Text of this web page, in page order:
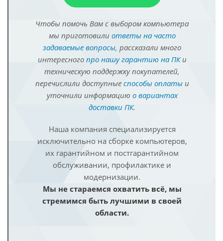
Чтобы помочь Вам с выбором компьютера
мы приготовили ответы на часто
задаваемые вопросы, рассказали много
интересного про нашу гарантию на ПКи
техническую поддержку покупателей,
перечислили доступные способы оплатыи
уточнили информацию о вариантах
доставки ПК.
Наша компания специализируется
исключительно на сборке компьютеров,
их гарантийном и постгарантийном
обслуживании, профилактике и
модернизации.
Мы не стараемся охватить всё, мы
стремимся быть лучшими в своей
области.